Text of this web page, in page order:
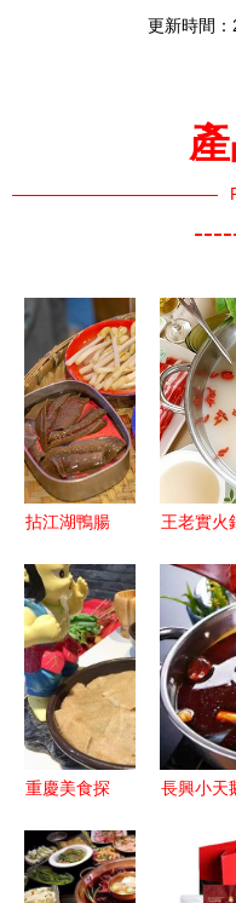
更新時間
拈江湖鴨腸
一場麻辣與
濃醇的雙重
奏
王老實火
名，沸騰
21.4萬起
創業夢想
重慶美食探
串香火鍋觀
音橋總店，
長興小天
4.8折啤酒
暢飲，